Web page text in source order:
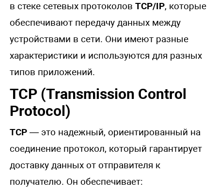
в стеке сетевых протоколов TCP/IP, которые
обеспечивают передачу данных между
устройствами в сети. Они имеют разные
характеристики и используются для разных
типов приложений.
TCP (Transmission Control
Protocol)
TCP — это надежный, ориентированный на
соединение протокол, который гарантирует
доставку данных от отправителя к
получателю. Он обеспечивает: